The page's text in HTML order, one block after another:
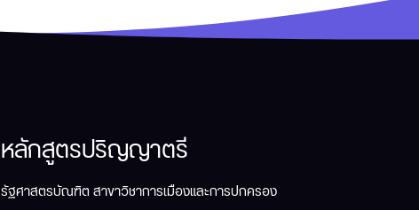
หลักสูตรปริญญาตรี
รัฐศาสตรบัณฑิต สาขาวิชาการเมืองและการปกครอง